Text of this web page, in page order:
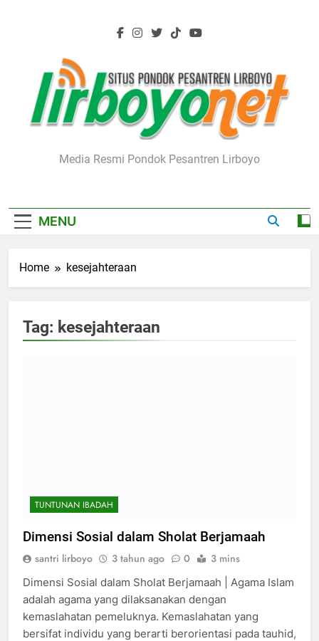
Lirboyo.net
Media Resmi Pondok Pesantren Lirboyo
MENU
Home kesejahteraan
Tag: kesejahteraan
TUNTUNAN IBADAH
Dimensi Sosial dalam Sholat Berjamaah
santri lirboyo 3 tahun ago 0 3 mins
Dimensi Sosial dalam Sholat Berjamaah | Agama Islam
adalah agama yang dilaksanakan dengan
kemaslahatan pemeluknya. Kemaslahatan yang
bersifat individu yang berarti berorientasi pada tauhid,